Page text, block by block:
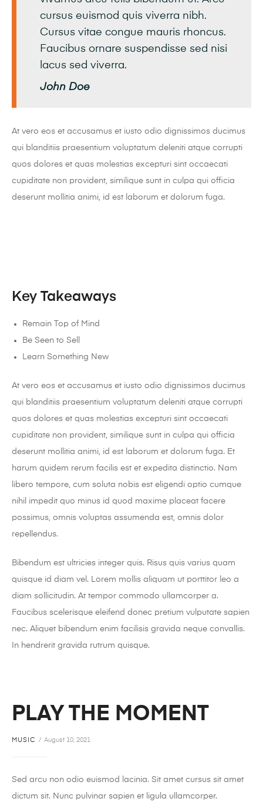
cursus euismod quis viverra nibh.
Cursus vitae congue mauris rhoncus.
Faucibus ornare suspendisse sed nisi
lacus sed viverra.
John Doe
At vero eos et accusamus et iusto odio dignissimos ducimus
qui blanditiis praesentium voluptatum deleniti atque corrupti
quos dolores et quas molestias excepturi sint occaecati
cupiditate non provident, similique sunt in culpa qui officia
deserunt mollitia animi, id est laborum et dolorum fuga.
Key Takeaways
Remain Top of Mind
Be Seen to Sell
Learn Something New
At vero eos et accusamus et iusto odio dignissimos ducimus
qui blanditiis praesentium voluptatum deleniti atque corrupti
quos dolores et quas molestias excepturi sint occaecati
cupiditate non provident, similique sunt in culpa qui officia
deserunt mollitia animi, id est laborum et dolorum fuga. Et
harum quidem rerum facilis est et expedita distinctio. Nam
libero tempore, cum soluta nobis est eligendi optio cumque
nihil impedit quo minus id quod maxime placeat facere
possimus, omnis voluptas assumenda est, omnis dolor
repellendus.
Bibendum est ultricies integer quis. Risus quis varius quam
quisque id diam vel. Lorem mollis aliquam ut porttitor leo a
diam sollicitudin. At tempor commodo ullamcorper a.
Faucibus scelerisque eleifend donec pretium vulputate sapien
nec. Aliquet bibendum enim facilisis gravida neque convallis.
In hendrerit gravida rutrum quisque.
PLAY THE MOMENT
MUSIC August 10, 2021
Sed arcu non odio euismod lacinia. Sit amet cursus sit amet
dictum sit. Nunc pulvinar sapien et ligula ullamcorper.